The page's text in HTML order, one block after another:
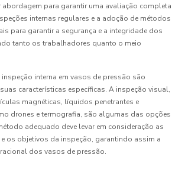
para garantir uma avaliação completa
internas regulares e a adoção de métodos
para garantir a segurança e a integridade dos
tanto os trabalhadores quanto o meio
interna em vasos de pressão são
características específicas. A inspeção visual,
magnéticas, líquidos penetrantes e
drones e termografia, são algumas das opções
adequado deve levar em consideração as
os objetivos da inspeção, garantindo assim a
dos vasos de pressão.